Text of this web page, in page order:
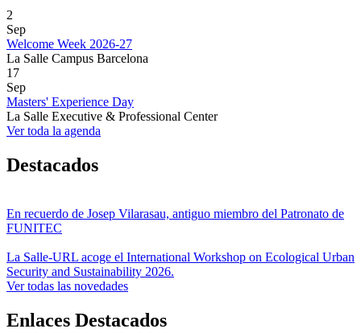
2
Sep
Welcome Week 2026-27
La Salle Campus Barcelona
17
Sep
Masters' Experience Day
La Salle Executive & Professional Center
Ver toda la agenda
Destacados
En recuerdo de Josep Vilarasau, antiguo miembro del Patronato de
FUNITEC
La Salle-URL acoge el International Workshop on Ecological Urban
Security and Sustainability 2026.
Ver todas las novedades
Enlaces Destacados